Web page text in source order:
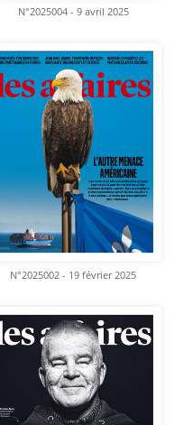
N°2025004 - 9 avril 2025
N°2025002 - 19 février 2025